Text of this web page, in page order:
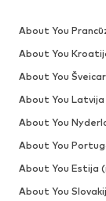
About You
About You
About You
About You Latvija
About You
About You
About You Estija
About You